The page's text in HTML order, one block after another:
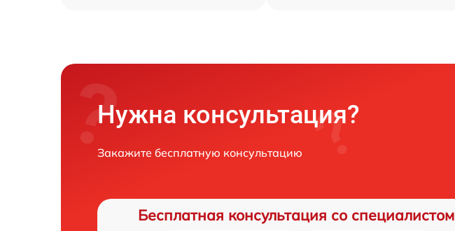
Нужна консультация?
Закажите бесплатную консультацию
Бесплатная консультация со специалистом